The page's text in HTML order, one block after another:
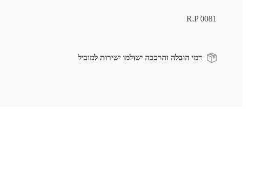
R.P 0081
דמי הובלה והרכבה ישולמו ישירות למוביל